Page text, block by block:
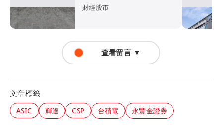
將換玉山金
財經股市
查看留言 ▼
文章標籤
ASIC 輝達 CSP 台積電 永豐金證券